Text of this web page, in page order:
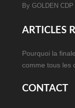
By GOLDEN CDP
ARTICLES
Pourquoi la
comme tous les
CONTACT